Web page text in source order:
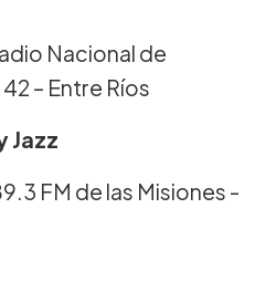
Nacional de
– Entre Ríos
Jazz
FM de las Misiones -